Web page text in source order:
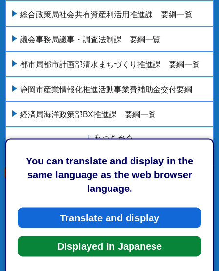
You can translate and display in the
same language as the web browser
language.
Translate and display
Displayed in Japanese
総合政策局社会共有資産利活用推進課 要綱一覧
議会事務局議事・調査法制課 要綱一覧
都市局都市計画部清水まちづくり推進課 要綱一覧
静岡市産業情報化推進活動事業費補助金交付要綱
経済局海洋政策部BX推進課 要綱一覧
もっとみる
こちらの記事も読まれています。
危機管理局危機管理課 要綱一覧